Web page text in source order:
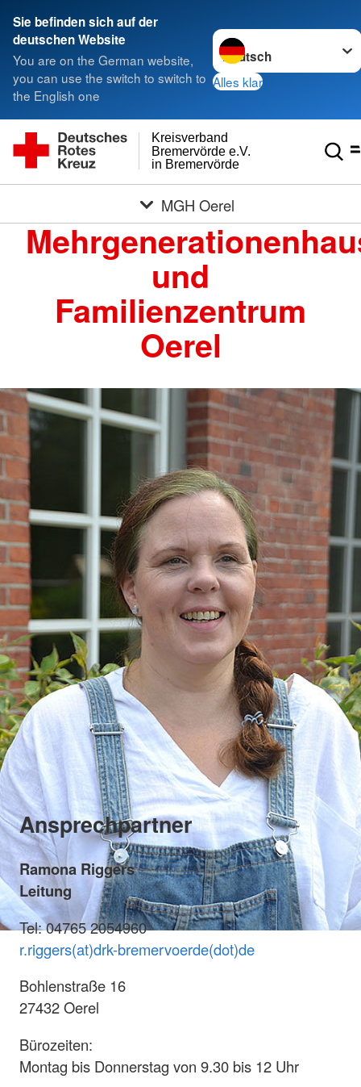
Sie befinden sich auf der
deutschen Website
You are on the German website,
you can use the switch to switch to
the English one
Sprache wechseln zu
Alles klar
in Bremervörde
Bremervörde e.V.
Kreisverband
MGH Oerel
und
Familienzentrum
Oerel
Ansprechpartner
Ramona Riggers
Leitung
Tel: 04765 2054960
r.riggers(at)drk-bremervoerde(dot)de
Bohlenstraße 16
27432 Oerel
Bürozeiten:
Montag bis Donnerstag von 9.30 bis 12 Uhr